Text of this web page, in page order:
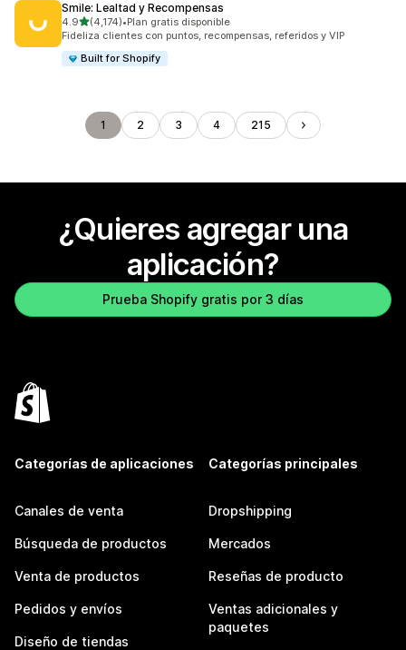
Smile: Lealtad y Recompensas
4.9de 5 estrellas
(4,174)
4174 reseñas en total
•Plan gratis disponible
Fideliza clientes con puntos, recompensas, referidos y VIP
Built for Shopify
1 2 3 4 215
¿Quieres agregar una
aplicación?
Prueba Shopify gratis por 3 días
Categorías de aplicaciones
Canales de venta
Búsqueda de productos
Venta de productos
Pedidos y envíos
Diseño de tiendas
Categorías principales
Dropshipping
Mercados
Reseñas de producto
Ventas adicionales y
paquetes